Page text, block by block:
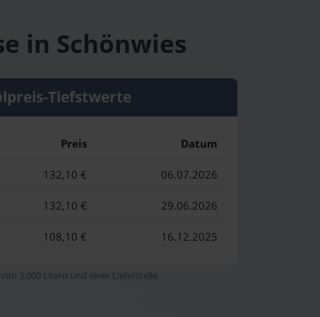
in Schönwies
Tiefstwerte
Preis Datum
132,10 € 06.07.2026
132,10 € 29.06.2026
108,10 € 16.12.2025
3.000 Litern und einer Lieferstelle.